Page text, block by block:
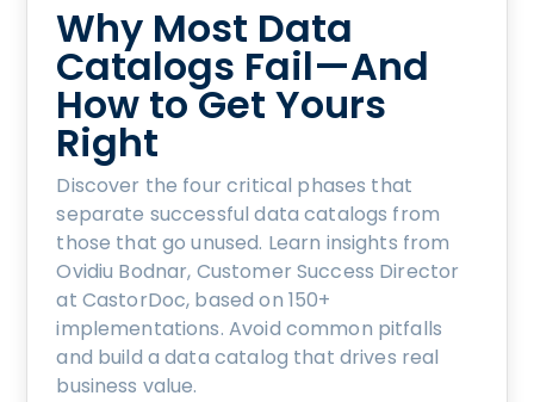
Why Most Data
Catalogs Fail—And
How to Get Yours
Right
Discover the four critical phases that
separate successful data catalogs from
those that go unused. Learn insights from
Ovidiu Bodnar, Customer Success Director
at CastorDoc, based on 150+
implementations. Avoid common pitfalls
and build a data catalog that drives real
business value.